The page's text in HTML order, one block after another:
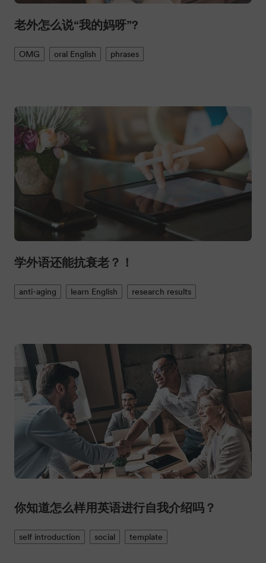
老外怎么说“我的妈呀”?
OMG oral English phrases
学外语还能抗衰老？！
anti-aging learn English research results
你知道怎么样用英语进行自我介绍吗？
self introduction social template